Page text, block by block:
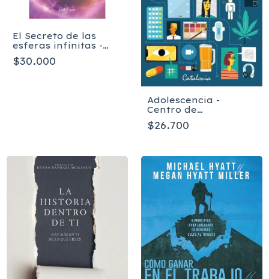
El Secreto de las
esferas infinitas -
Fresia Castro Moreno
$30.000
Adolescencia -
Centro de
Adolescencia Clínica
Alemana
$26.700